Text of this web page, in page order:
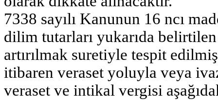
7338 sayılı Kanunun 16 ncı
dilim tutarları yukarıda
artırılmak suretiyle tespit
itibaren veraset yoluyla veya
veraset ve intikal vergisi